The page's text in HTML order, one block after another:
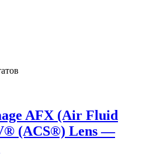
AFX (Air Fluid
(ACS®) Lens —